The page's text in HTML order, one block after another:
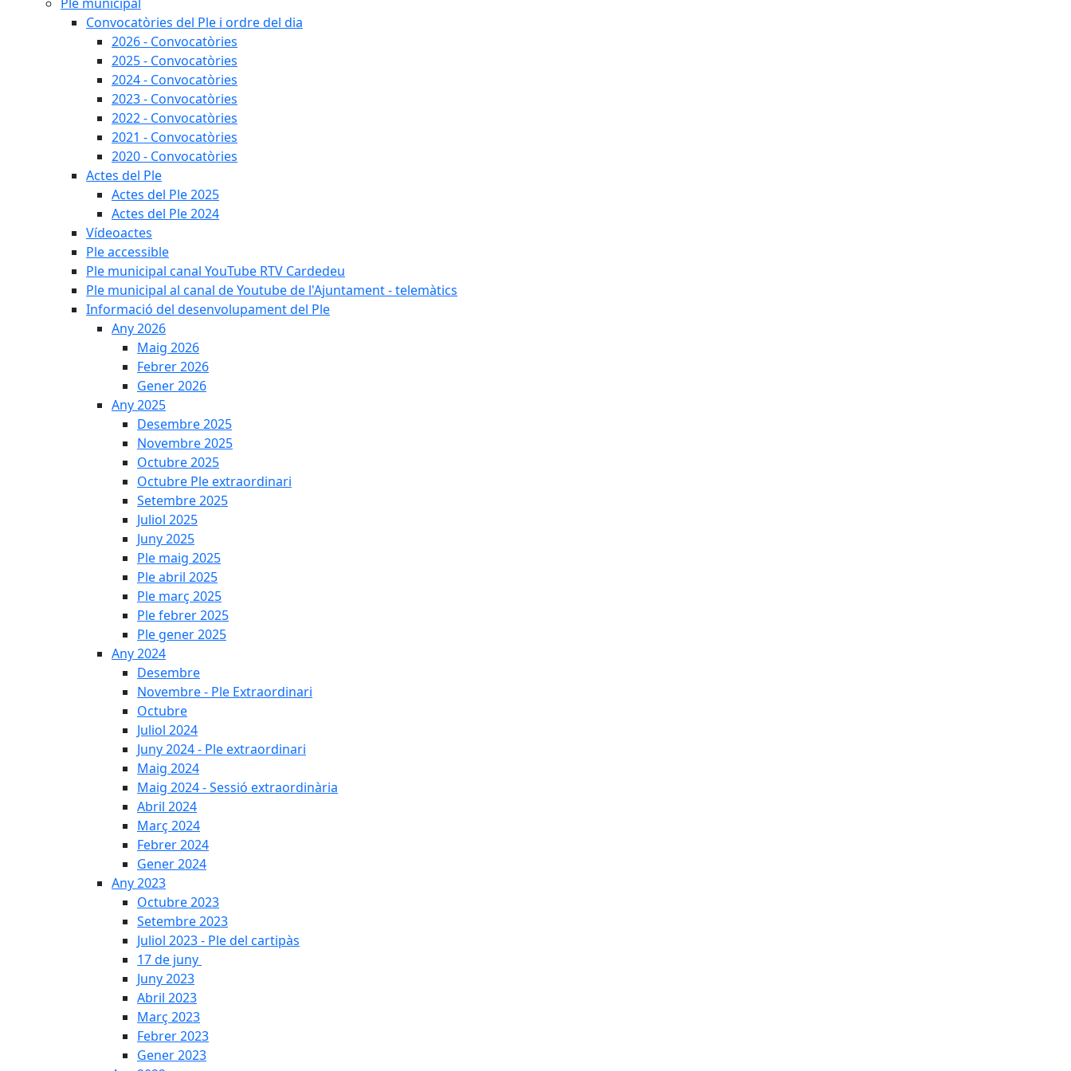
Convocatòries del Ple i ordre del dia
2026 - Convocatòries
2025 - Convocatòries
2024 - Convocatòries
2023 - Convocatòries
2022 - Convocatòries
2021 - Convocatòries
2020 - Convocatòries
Actes del Ple
Actes del Ple 2025
Actes del Ple 2024
Vídeoactes
Ple accessible
Ple municipal canal YouTube RTV Cardedeu
Ple municipal al canal de Youtube de l'Ajuntament - telemàtics
Informació del desenvolupament del Ple
Any 2026
Maig 2026
Febrer 2026
Gener 2026
Any 2025
Desembre 2025
Novembre 2025
Octubre 2025
Octubre Ple extraordinari
Setembre 2025
Juliol 2025
Juny 2025
Ple maig 2025
Ple abril 2025
Ple març 2025
Ple febrer 2025
Ple gener 2025
Any 2024
Desembre
Novembre - Ple Extraordinari
Octubre
Juliol 2024
Juny 2024 - Ple extraordinari
Maig 2024
Maig 2024 - Sessió extraordinària
Abril 2024
Març 2024
Febrer 2024
Gener 2024
Any 2023
Octubre 2023
Setembre 2023
Juliol 2023 - Ple del cartipàs
17 de juny
Juny 2023
Abril 2023
Març 2023
Febrer 2023
Gener 2023